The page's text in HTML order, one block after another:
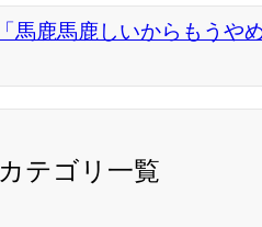
「馬鹿馬鹿しいからもうや
カテゴリ一覧